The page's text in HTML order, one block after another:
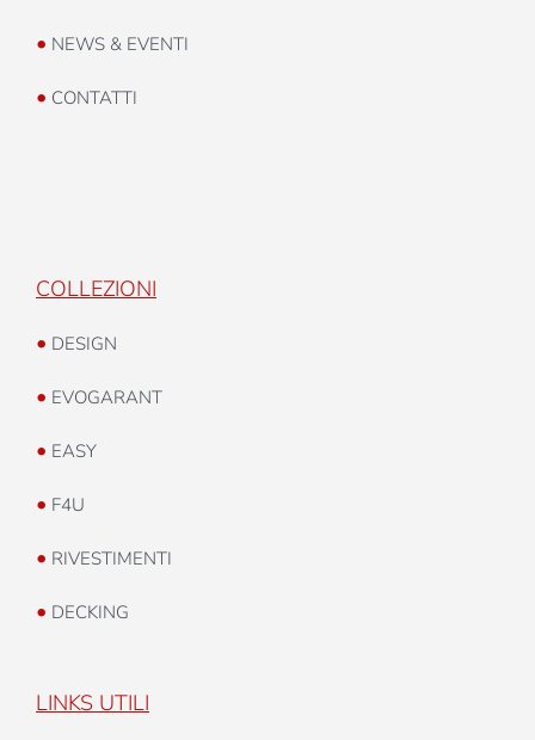
• NEWS & EVENTI
• CONTATTI
COLLEZIONI
• DESIGN
• EVOGARANT
• EASY
• F4U
• RIVESTIMENTI
• DECKING
LINKS UTILI